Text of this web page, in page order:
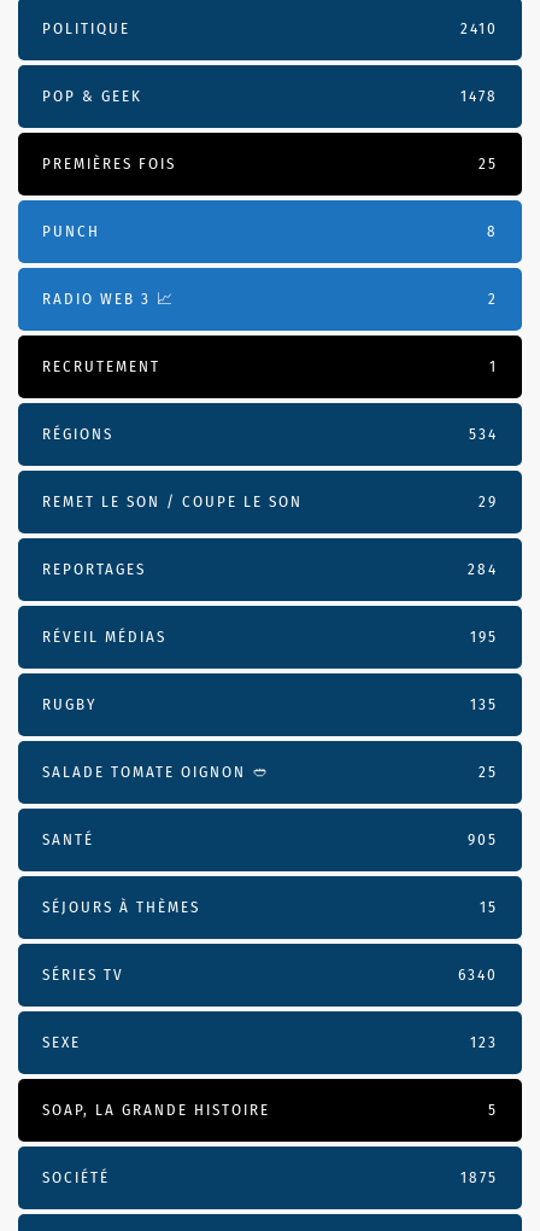
POLITIQUE 2410
POP & GEEK 1478
PREMIÈRES FOIS 25
PUNCH 8
RADIO WEB 3 📈 2
RECRUTEMENT 1
RÉGIONS 534
REMET LE SON / COUPE LE SON 29
REPORTAGES 284
RÉVEIL MÉDIAS 195
RUGBY 135
SALADE TOMATE OIGNON 🥙 25
SANTÉ 905
SÉJOURS À THÈMES 15
SÉRIES TV 6340
SEXE 123
SOAP, LA GRANDE HISTOIRE 5
SOCIÉTÉ 1875